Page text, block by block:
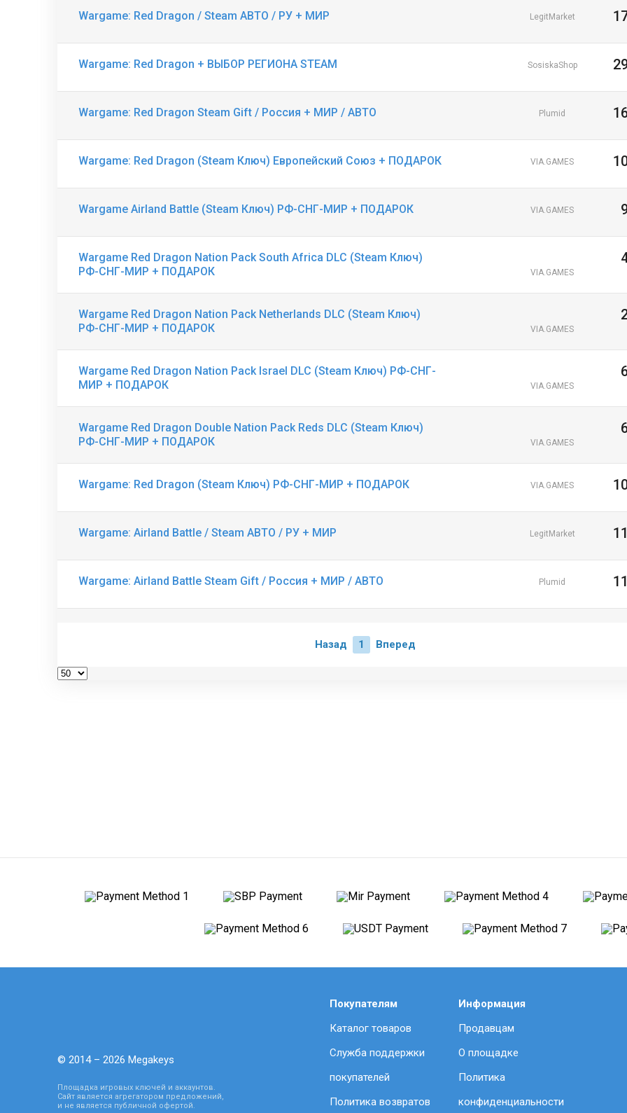
Wargame: Red Dragon / Steam АВТО / РУ + МИР LegitMarket
Wargame: Red Dragon + ВЫБОР РЕГИОНА STEAM SosiskaShop
Wargame: Red Dragon Steam Gift / Россия + МИР / АВТО Plumid
Wargame: Red Dragon (Steam Ключ) Европейский Союз + ПОДАРОК VIA.GAMES
Wargame Airland Battle (Steam Ключ) РФ-СНГ-МИР + ПОДАРОК VIA.GAMES
Wargame Red Dragon Nation Pack South Africa DLC (Steam Ключ)
РФ-СНГ-МИР + ПОДАРОК
VIA.GAMES
Wargame Red Dragon Nation Pack Netherlands DLC (Steam Ключ)
РФ-СНГ-МИР + ПОДАРОК
VIA.GAMES
Wargame Red Dragon Nation Pack Israel DLC (Steam Ключ) РФ-СНГ-
МИР + ПОДАРОК
VIA.GAMES
Wargame Red Dragon Double Nation Pack Reds DLC (Steam Ключ)
РФ-СНГ-МИР + ПОДАРОК
VIA.GAMES
Wargame: Red Dragon (Steam Ключ) РФ-СНГ-МИР + ПОДАРОК VIA.GAMES
Wargame: Airland Battle / Steam АВТО / РУ + МИР LegitMarket
Wargame: Airland Battle Steam Gift / Россия + МИР / АВТО Plumid
Назад 1 Вперед
© 2014 – 2026 Megakeys
Площадка игровых ключей и аккаунтов.
Сайт является агрегатором предложений,
и не является публичной офертой.
Покупателям
Каталог товаров
Служба поддержки
покупателей
Политика возвратов
Информация
Продавцам
О площадке
Политика
конфиденциальности